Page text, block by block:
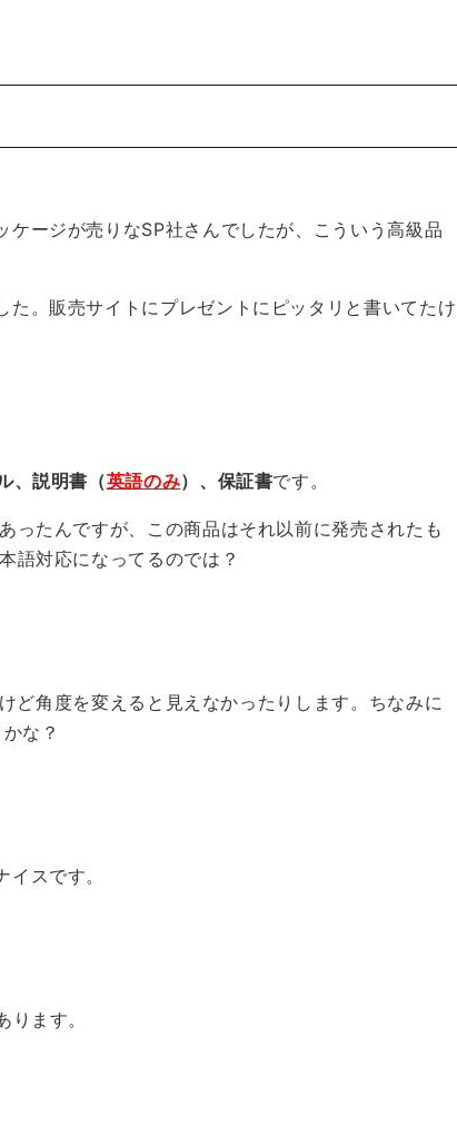
ージが売りなSP社さんでしたが、こういう高級品
。販売サイトにプレゼントにピッタリと書いてたけ
、説明書（英語のみ）、保証書です。
ったんですが、この商品はそれ以前に発売されたも
語対応になってるのでは？
ど角度を変えると見えなかったりします。ちなみに
な？
スです。
ます。